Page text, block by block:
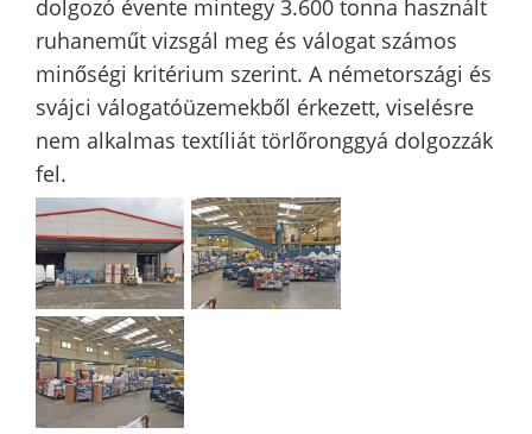
dolgozó évente mintegy 3.600 tonna használt
ruhaneműt vizsgál meg és válogat számos
minőségi kritérium szerint. A németországi és
svájci válogatóüzemekből érkezett, viselésre
nem alkalmas textíliát törlőronggyá dolgozzák
fel.